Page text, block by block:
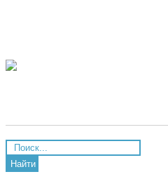
Найти